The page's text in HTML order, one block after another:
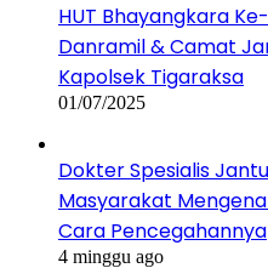
HUT Bhayangkara
Danramil & Camat
Kapolsek Tigaraksa
01/07/2025
Dokter Spesialis
Masyarakat
Cara Pencegahannya
4 minggu ago